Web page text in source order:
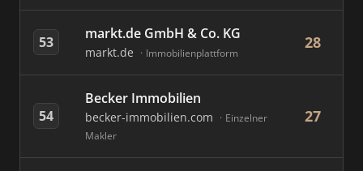
53 markt.de GmbH & Co. KG
markt.de Immobilienplattform
28
54
Becker Immobilien
becker-immobilien.com
Einzelner
Makler
27